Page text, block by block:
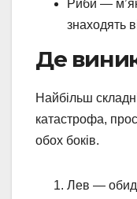
Риби —
знаходять
Де
Найбільш
катастрофа,
обох боків.
Лев —